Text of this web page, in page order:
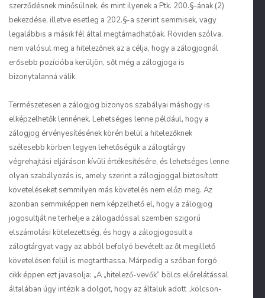
szerződésnek minősülnek, és mint ilyenek a Ptk. 200.§-ának (2)
bekezdése, illetve esetleg a 202.§-a szerint semmisek, vagy
legalábbis a másik fél által megtámadhatóak. Röviden szólva,
nem valósul meg a hitelezőnek az a célja, hogy a zálogjognál
erősebb pozícióba kerüljön, sőt még a zálogjoga is
bizonytalanná válik.
Természetesen a zálogjog bizonyos szabályai máshogy is
elképzelhetők lennének. Lehetséges lenne például, hogy a
zálogjog érvényesítésének körén belül a hitelezőknek
szélesebb körben legyen lehetőségük a zálogtárgy
végrehajtási eljáráson kívüli értékesítésére, és lehetséges lenne
olyan szabályozás is, amely szerint a zálogjoggal biztosított
követeléseket semmilyen más követelés nem előzi meg. Az
azonban semmiképpen nem képzelhető el, hogy a zálogjog
jogosultját ne terhelje a zálogadóssal szemben szigorú
elszámolási kötelezettség, és hogy a zálogjogosult a
zálogtárgyat vagy az abból befolyó bevételt az őt megillető
követelésen felül is megtarthassa. Márpedig a szóban forgó
cikk éppen ezt javasolja: „A „hitelező-vevők” bölcs előrelátással
általában úgy intézik a dolgot, hogy az általuk adott „kölcsön-